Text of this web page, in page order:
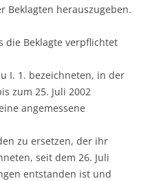
Beklagten herauszugeben.
die Beklagte verpflichtet
I. 1. bezeichneten, in der
zum 25. Juli 2002
angemessene
zu ersetzen, der ihr
seit dem 26. Juli
entstanden ist und